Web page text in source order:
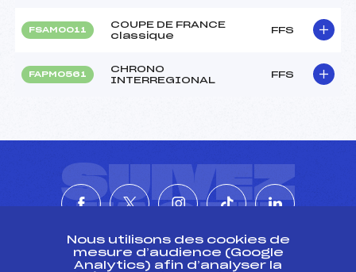
FSAM0011
COUPE DE FRANCE
classique
FFS
FAPM0561
CHRONO
INTERREGIONAL
FFS
SUIVEZ
L'ACTU
Abonnez-vous à notre newsletter
Nous utilisons des cookies de
mesure d’audience (Google
Analytics) afin d’analyser la